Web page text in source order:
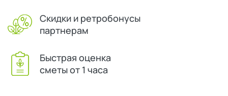
Скидки и ретробонусы
партнерам
Быстрая оценка
сметы от 1 часа